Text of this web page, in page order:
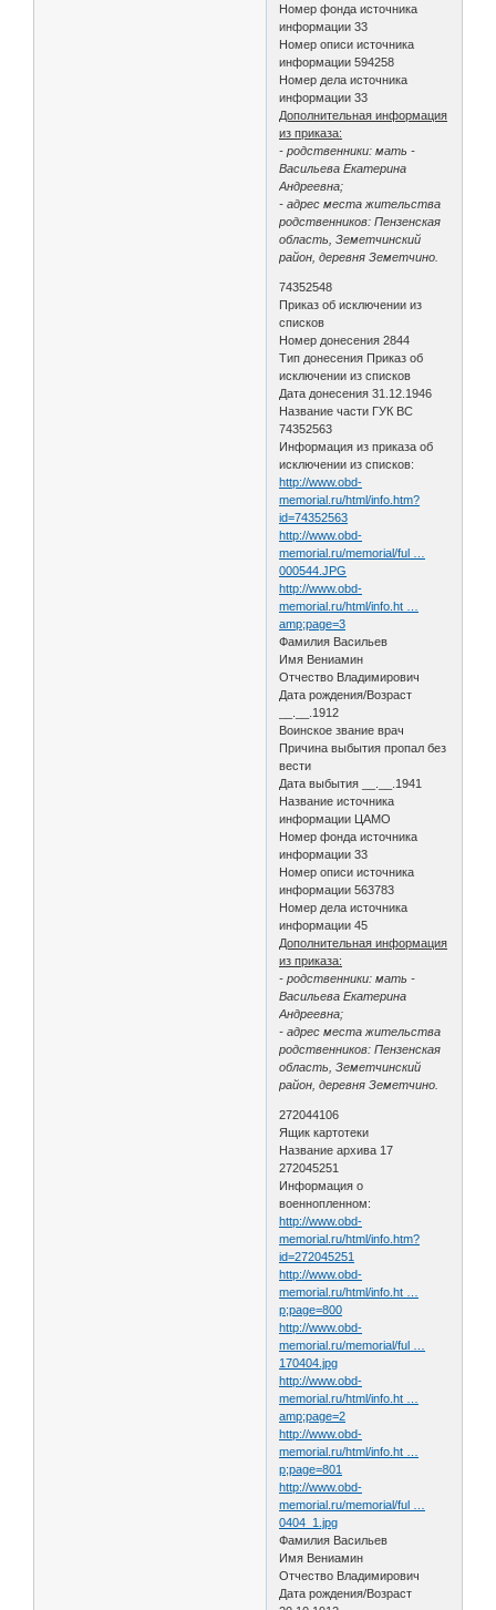
Номер фонда источника
информации 33
Номер описи источника
информации 594258
Номер дела источника
информации 33
Дополнительная информация
из приказа:
- родственники: мать -
Васильева Екатерина
Андреевна;
- адрес места жительства
родственников: Пензенская
область, Земетчинский
район, деревня Земетчино.
74352548
Приказ об исключении из
списков
Номер донесения 2844
Тип донесения Приказ об
исключении из списков
Дата донесения 31.12.1946
Название части ГУК ВС
74352563
Информация из приказа об
исключении из списков:
http://www.obd-
memorial.ru/html/info.htm?
id=74352563
http://www.obd-
memorial.ru/memorial/ful …
000544.JPG
http://www.obd-
memorial.ru/html/info.ht …
amp;page=3
Фамилия Васильев
Имя Вениамин
Отчество Владимирович
Дата рождения/Возраст
__.__.1912
Воинское звание врач
Причина выбытия пропал без
вести
Дата выбытия __.__.1941
Название источника
информации ЦАМО
Номер фонда источника
информации 33
Номер описи источника
информации 563783
Номер дела источника
информации 45
Дополнительная информация
из приказа:
- родственники: мать -
Васильева Екатерина
Андреевна;
- адрес места жительства
родственников: Пензенская
область, Земетчинский
район, деревня Земетчино.
272044106
Ящик картотеки
Название архива 17
272045251
Информация о
военнопленном:
http://www.obd-
memorial.ru/html/info.htm?
id=272045251
http://www.obd-
memorial.ru/html/info.ht …
p;page=800
http://www.obd-
memorial.ru/memorial/ful …
170404.jpg
http://www.obd-
memorial.ru/html/info.ht …
amp;page=2
http://www.obd-
memorial.ru/html/info.ht …
p;page=801
http://www.obd-
memorial.ru/memorial/ful …
0404_1.jpg
Фамилия Васильев
Имя Вениамин
Отчество Владимирович
Дата рождения/Возраст